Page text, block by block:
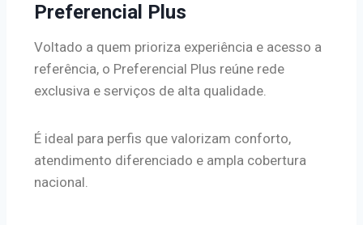
Preferencial Plus
Voltado a quem prioriza experiência e acesso a
referência, o Preferencial Plus reúne rede
exclusiva e serviços de alta qualidade.
É ideal para perfis que valorizam conforto,
atendimento diferenciado e ampla cobertura
nacional.